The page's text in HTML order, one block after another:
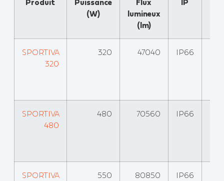
Produit
Puissance
(W)
Flux
lumineux
(lm)
IP
SPORTIVA
320
320 47040 IP66
SPORTIVA
480
480 70560 IP66
SPORTIVA
550 80850 IP66